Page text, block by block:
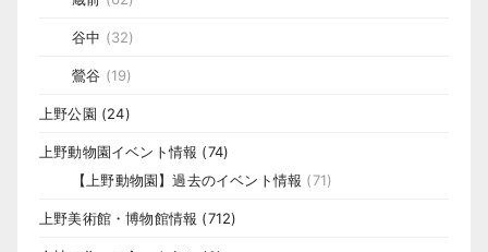
谷中 (32)
鶯谷 (19)
上野公園 (24)
上野動物園イベント情報 (74)
【上野動物園】過去のイベント情報 (71)
上野美術館・博物館情報 (712)